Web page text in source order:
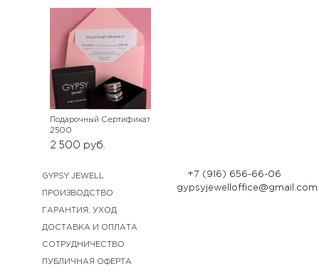
Подарочный Сертификат
2500
2 500 руб.
GYPSY JEWELL
ПРОИЗВОДСТВО
ГАРАНТИЯ. УХОД
ДОСТАВКА И ОПЛАТА
СОТРУДНИЧЕСТВО
ПУБЛИЧНАЯ ОФЕРТА
+7 (916) 656-66-06
gypsyjewelloffice@gmail.com